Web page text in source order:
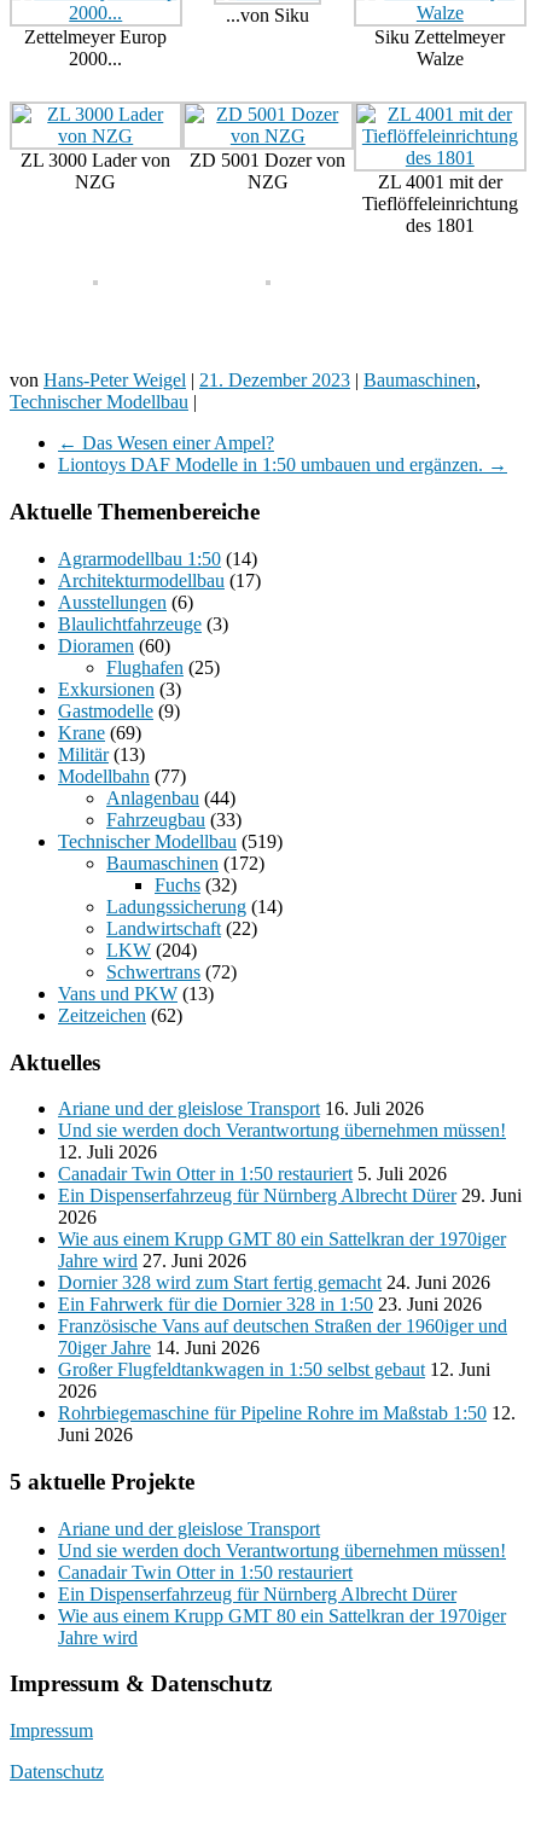
Zettelmeyer Europ
2000...
...von Siku
Siku Zettelmeyer
Walze
ZL 3000 Lader von
NZG
ZD 5001 Dozer von
NZG
ZL 4001 mit der
Tieflöffeleinrichtung
des 1801
von Hans-Peter Weigel | 21. Dezember 2023 | Baumaschinen,
Technischer Modellbau |
← Das Wesen einer Ampel?
Liontoys DAF Modelle in 1:50 umbauen und ergänzen. →
Aktuelle Themenbereiche
Agrarmodellbau 1:50 (14)
Architekturmodellbau (17)
Ausstellungen (6)
Blaulichtfahrzeuge (3)
Dioramen (60)
Flughafen (25)
Exkursionen (3)
Gastmodelle (9)
Krane (69)
Militär(13)
Modellbahn (77)
Anlagenbau (44)
Fahrzeugbau (33)
Technischer Modellbau (519)
Baumaschinen (172)
Fuchs (32)
Ladungssicherung (14)
Landwirtschaft (22)
LKW (204)
Schwertrans (72)
Vans und PKW (13)
Zeitzeichen (62)
Aktuelles
Ariane und der gleislose Transport 16. Juli 2026
Und sie werden doch Verantwortung übernehmen müssen!
12. Juli 2026
Canadair Twin Otter in 1:50 restauriert 5. Juli 2026
Ein Dispenserfahrzeug für Nürnberg Albrecht Dürer 29. Juni
2026
Wie aus einem Krupp GMT 80 ein Sattelkran der 1970iger
Jahre wird 27. Juni 2026
Dornier 328 wird zum Start fertig gemacht 24. Juni 2026
Ein Fahrwerk für die Dornier 328 in 1:50 23. Juni 2026
Französische Vans auf deutschen Straßen der 1960iger und
70iger Jahre 14. Juni 2026
Großer Flugfeldtankwagen in 1:50 selbst gebaut 12. Juni
2026
Rohrbiegemaschine für Pipeline Rohre im Maßstab 1:50 12.
Juni 2026
5 aktuelle Projekte
Ariane und der gleislose Transport
Und sie werden doch Verantwortung übernehmen müssen!
Canadair Twin Otter in 1:50 restauriert
Ein Dispenserfahrzeug für Nürnberg Albrecht Dürer
Wie aus einem Krupp GMT 80 ein Sattelkran der 1970iger
Jahre wird
Impressum & Datenschutz
Impressum
Datenschutz